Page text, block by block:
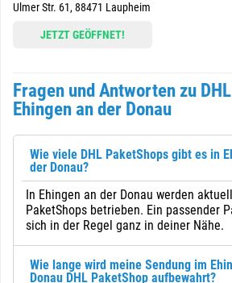
Ulmer Str. 61, 88471 Laupheim
JETZT GEÖFFNET!
Fragen und Antworten zu
Ehingen an der Donau
Wie viele DHL PaketShops gibt es in
der Donau?
In Ehingen an der Donau werden
PaketShops betrieben. Ein passender
sich in der Regel ganz in deiner Nähe.
Wie lange wird meine Sendung im
Donau DHL PaketShop aufbewahrt?